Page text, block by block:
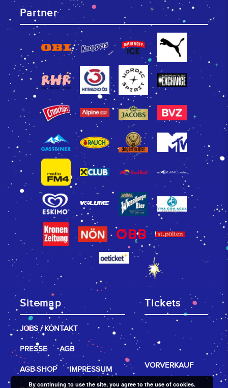
Partner
Sitemap
JOBS / KONTAKT
PRESSE AGB
AGB SHOP IMPRESSUM
Tickets
VORVERKAUF
By continuing to use the site, you agree to the use of cookies.